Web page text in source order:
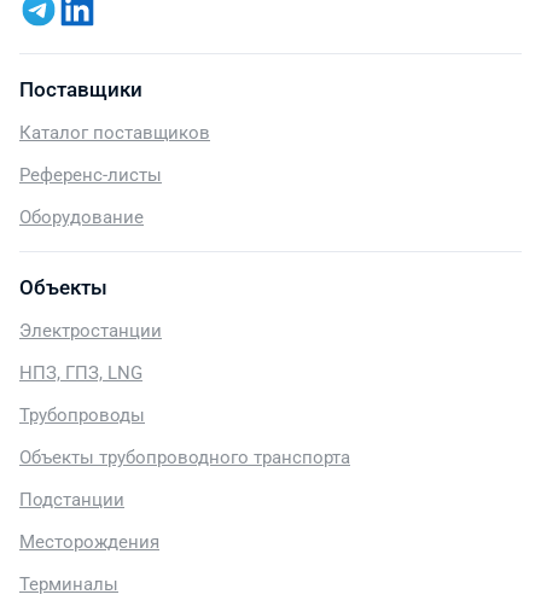
Поставщики
Каталог поставщиков
Референс-листы
Оборудование
Объекты
Электростанции
НПЗ, ГПЗ, LNG
Трубопроводы
Объекты трубопроводного транспорта
Подстанции
Месторождения
Терминалы